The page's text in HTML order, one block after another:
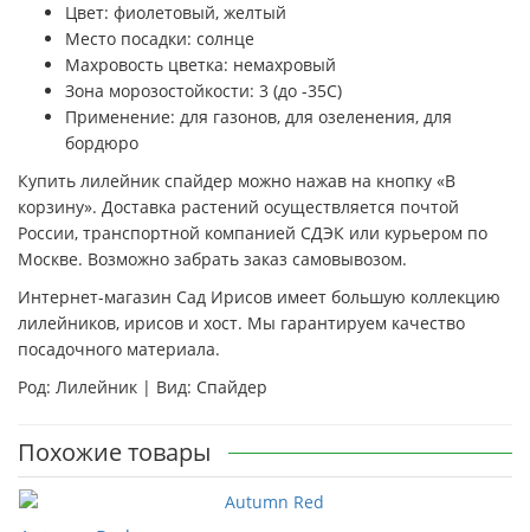
Цвет: фиолетовый, желтый
Место посадки: солнце
Махровость цветка: немахровый
Зона морозостойкости: 3 (до -35С)
Применение: для газонов, для озеленения, для
бордюро
Купить лилейник спайдер можно нажав на кнопку «В
корзину». Доставка растений осуществляется почтой
России, транспортной компанией СДЭК или курьером по
Москве. Возможно забрать заказ самовывозом.
Интернет-магазин Сад Ирисов имеет большую коллекцию
лилейников, ирисов и хост. Мы гарантируем качество
посадочного материала.
Род: Лилейник | Вид: Спайдер
Похожие товары